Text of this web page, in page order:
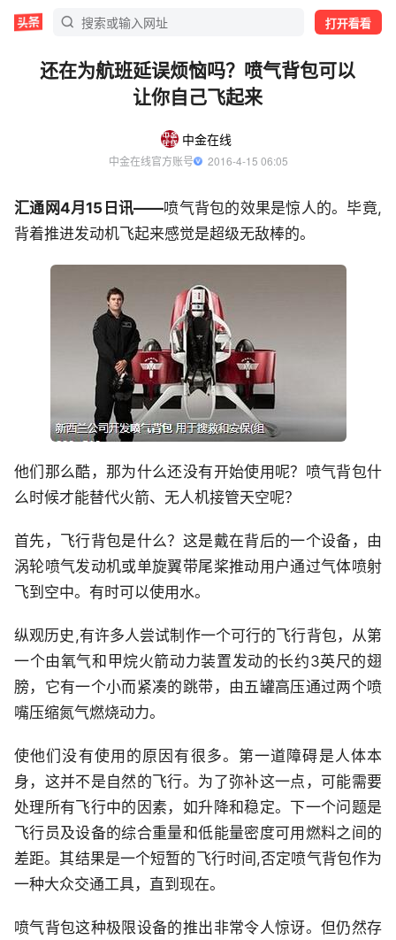
打开看看
还在为航班延误烦恼吗？喷气背包可以
让你自己飞起来
中金在线
中金在线官方账号
  2016-4-15 06:05
汇通网4月15日讯——喷气背包的效果是惊人的。毕竟,
背着推进发动机飞起来感觉是超级无敌棒的。
他们那么酷，那为什么还没有开始使用呢？喷气背包什
么时候才能替代火箭、无人机接管天空呢？
首先，飞行背包是什么？这是戴在背后的一个设备，由
涡轮喷气发动机或单旋翼带尾桨推动用户通过气体喷射
飞到空中。有时可以使用水。
纵观历史,有许多人尝试制作一个可行的飞行背包，从第
一个由氧气和甲烷火箭动力装置发动的长约3英尺的翅
膀，它有一个小而紧凑的跳带，由五罐高压通过两个喷
嘴压缩氮气燃烧动力。
使他们没有使用的原因有很多。第一道障碍是人体本
身，这并不是自然的飞行。为了弥补这一点，可能需要
处理所有飞行中的因素，如升降和稳定。下一个问题是
飞行员及设备的综合重量和低能量密度可用燃料之间的
差距。其结果是一个短暂的飞行时间,否定喷气背包作为
一种大众交通工具，直到现在。
喷气背包这种极限设备的推出非常令人惊讶。但仍然存